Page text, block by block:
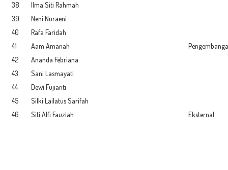
38
Ilma Siti Rahmah
39
Neni Nuraeni
40
Rafa Faridah
41
Aam Amanah
42
Ananda Febriana
43
Sani Lasmayati
44
Dewi Fujianti
45
Silki Lailatus Sarifah
46
Siti Alfi Fauziah Eksternal